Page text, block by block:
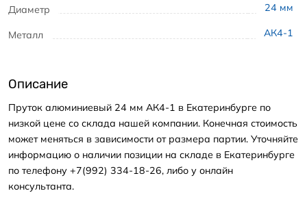
Диаметр 24 мм
Металл АК4-1
Описание
Пруток алюминиевый 24 мм АК4-1 в Екатеринбурге по
низкой цене со склада нашей компании. Конечная стоимость
может меняться в зависимости от размера партии. Уточняйте
информацию о наличии позиции на складе в Екатеринбурге
по телефону +7(992) 334-18-26, либо у онлайн
консультанта.